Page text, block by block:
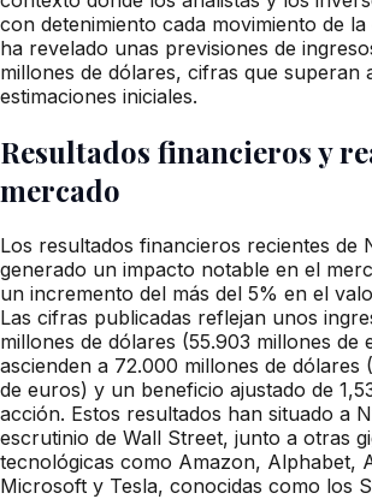
con detenimiento cada movimiento de
ha revelado unas previsiones de
millones de dólares, cifras que superan
estimaciones iniciales.
Resultados financieros y
mercado
Los resultados financieros recientes de
generado un impacto notable en el
un incremento del más del 5% en el
Las cifras publicadas reflejan unos
millones de dólares (55.903 millones de
ascienden a 72.000 millones de dólares
de euros) y un beneficio ajustado de
acción. Estos resultados han situado a
escrutinio de Wall Street, junto a otras
tecnológicas como Amazon, Alphabet,
Microsoft y Tesla, conocidas como los